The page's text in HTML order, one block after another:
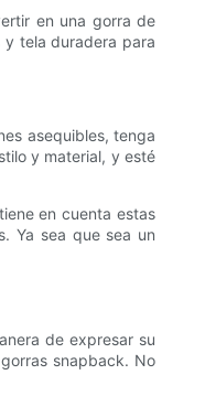
en una gorra de
y tela duradera para
asequibles, tenga
y material, y esté
en cuenta estas
Ya sea que sea un
de expresar su
snapback. No